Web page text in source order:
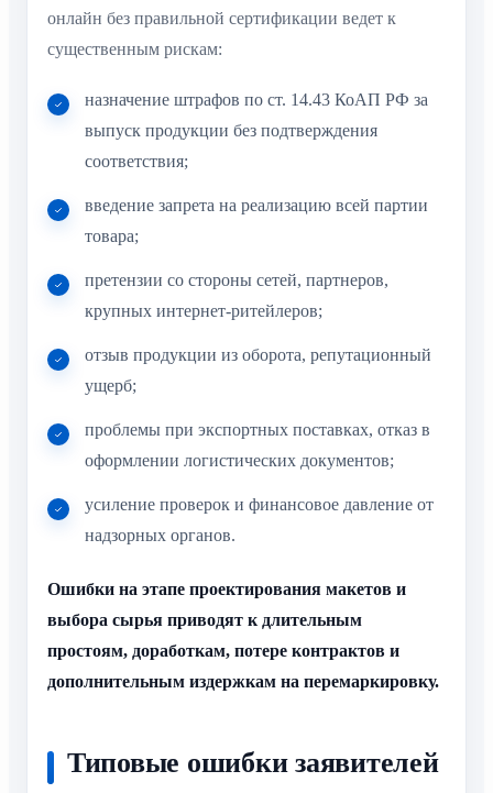
онлайн без правильной сертификации ведет к
существенным рискам:
назначение штрафов по ст. 14.43 КоАП РФ за
выпуск продукции без подтверждения
соответствия;
введение запрета на реализацию всей партии
товара;
претензии со стороны сетей, партнеров,
крупных интернет-ритейлеров;
отзыв продукции из оборота, репутационный
ущерб;
проблемы при экспортных поставках, отказ в
оформлении логистических документов;
усиление проверок и финансовое давление от
надзорных органов.
Ошибки на этапе проектирования макетов и
выбора сырья приводят к длительным
простоям, доработкам, потере контрактов и
дополнительным издержкам на перемаркировку.
Типовые ошибки заявителей